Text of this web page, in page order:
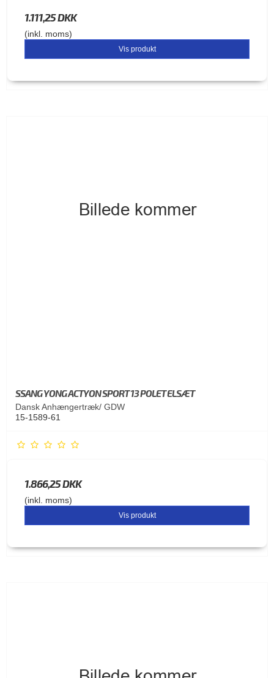
1.111,25 DKK
(inkl. moms)
Vis produkt
SSANG YONG ACTYON SPORT 13 POLET ELSÆT
Dansk Anhængertræk/ GDW
15-1589-61
1.866,25 DKK
(inkl. moms)
Vis produkt